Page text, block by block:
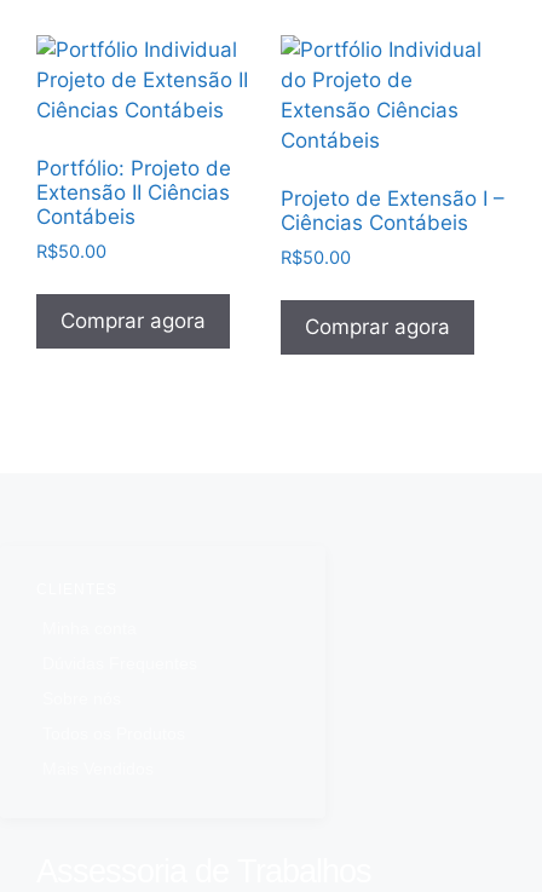
Portfólio: Projeto de
Extensão II Ciências
Contábeis
R$50.00
Comprar agora
Projeto de Extensão I –
Ciências Contábeis
R$50.00
Comprar agora